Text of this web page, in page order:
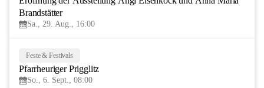
Brandstätter
Sa., 29. Aug., 16:00
Feste & Festivals
Pfarrheuriger Prigglitz
So., 6. Sept., 08:00